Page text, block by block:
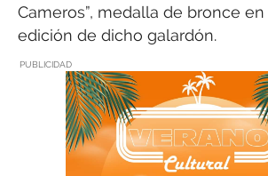
Cameros”, medalla de bronce
edición de dicho galardón.
PUBLICIDAD